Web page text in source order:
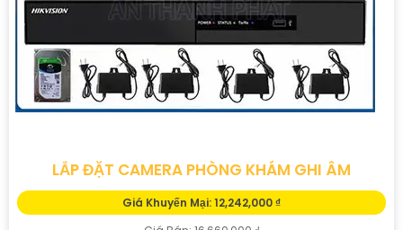
LẮP ĐẶT CAMERA PHÒNG KHÁM GHI ÂM
Giá Khuyến Mại: 12,242,000 ₫